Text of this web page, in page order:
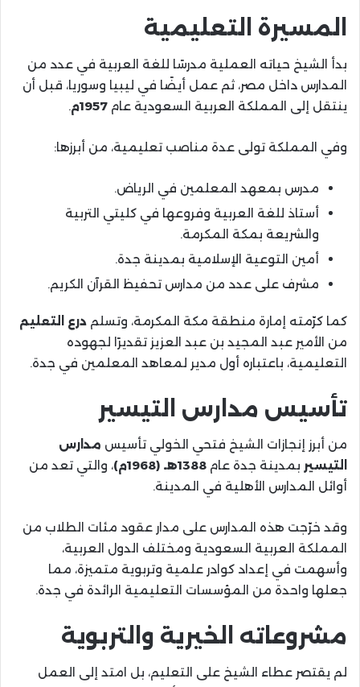
المسيرة التعليمية
بدأ الشيخ حياته العملية مدرسًا للغة العربية في عدد من
المدارس داخل مصر، ثم عمل أيضًا في ليبيا وسوريا، قبل أن
ينتقل إلى المملكة العربية السعودية عام 1957م .
وفي المملكة تولى عدة مناصب تعليمية، من أبرزها:
مدرس بمعهد المعلمين في الرياض.
أستاذ للغة العربية وفروعها في كليتي التربية
والشريعة بمكة المكرمة.
أمين التوعية الإسلامية بمدينة جدة.
مشرف على عدد من مدارس تحفيظ القرآن الكريم.
كما كرّمته إمارة منطقة مكة المكرمة، وتسلم درع التعليم
من الأمير عبد المجيد بن عبد العزيز تقديرًا لجهوده
التعليمية، باعتباره أول مدير لمعاهد المعلمين في جدة.
تأسيس مدارس التيسير
من أبرز إنجازات الشيخ فتحي الخولي تأسيس مدارس
التيسير بمدينة جدة عام 1388هـ (1968م)
، والتي تعد من
أوائل المدارس الأهلية في المدينة.
وقد خرّجت هذه المدارس على مدار عقود مئات الطلاب من
المملكة العربية السعودية ومختلف الدول العربية،
وأسهمت في إعداد كوادر علمية وتربوية متميزة، مما
جعلها واحدة من المؤسسات التعليمية الرائدة في جدة.
مشروعاته الخيرية والتربوية
لم يقتصر عطاء الشيخ على التعليم، بل امتد إلى العمل